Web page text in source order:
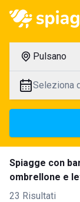
Pulsano
Seleziona
Spiagge con
ombrellone e
23 Risultati